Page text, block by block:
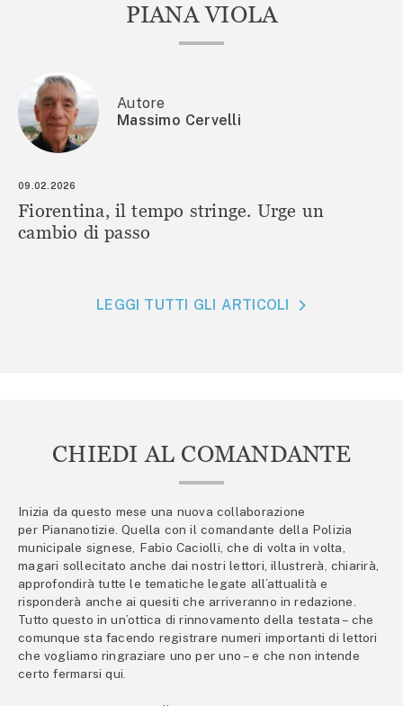
PIANA VIOLA
Autore
Massimo Cervelli
09.02.2026
Fiorentina, il tempo stringe. Urge un
cambio di passo
LEGGI TUTTI GLI ARTICOLI
CHIEDI AL COMANDANTE
Inizia da questo mese una nuova collaborazione
per Piananotizie. Quella con il comandante della Polizia
municipale signese, Fabio Caciolli, che di volta in volta,
magari sollecitato anche dai nostri lettori, illustrerà, chiarirà,
approfondirà tutte le tematiche legate all’attualità e
risponderà anche ai quesiti che arriveranno in redazione.
Tutto questo in un’ottica di rinnovamento della testata – che
comunque sta facendo registrare numeri importanti di lettori
che vogliamo ringraziare uno per uno – e che non intende
certo fermarsi qui.